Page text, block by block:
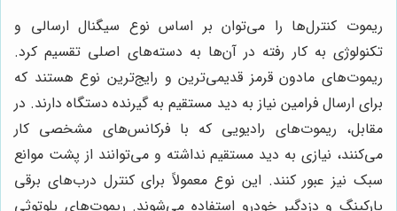
ریموت کنترل‌ها را می‌توان بر اساس نوع سیگنال ارسالی و
تکنولوژی به کار رفته در آن‌ها به دسته‌های اصلی تقسیم کرد.
ریموت‌های مادون قرمز قدیمی‌ترین و رایج‌ترین نوع هستند که
برای ارسال فرامین نیاز به دید مستقیم به گیرنده دستگاه دارند. در
مقابل، ریموت‌های رادیویی که با فرکانس‌های مشخصی کار
می‌کنند، نیازی به دید مستقیم نداشته و می‌توانند از پشت موانع
سبک نیز عبور کنند. این نوع معمولاً برای کنترل درب‌های برقی
پارکینگ و دزدگیر خودرو استفاده می‌شوند. ریموت‌های بلوتوثی